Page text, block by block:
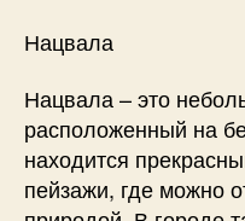
Нацвала
Нацвала – это
расположенный на
находится
пейзажи, где можно